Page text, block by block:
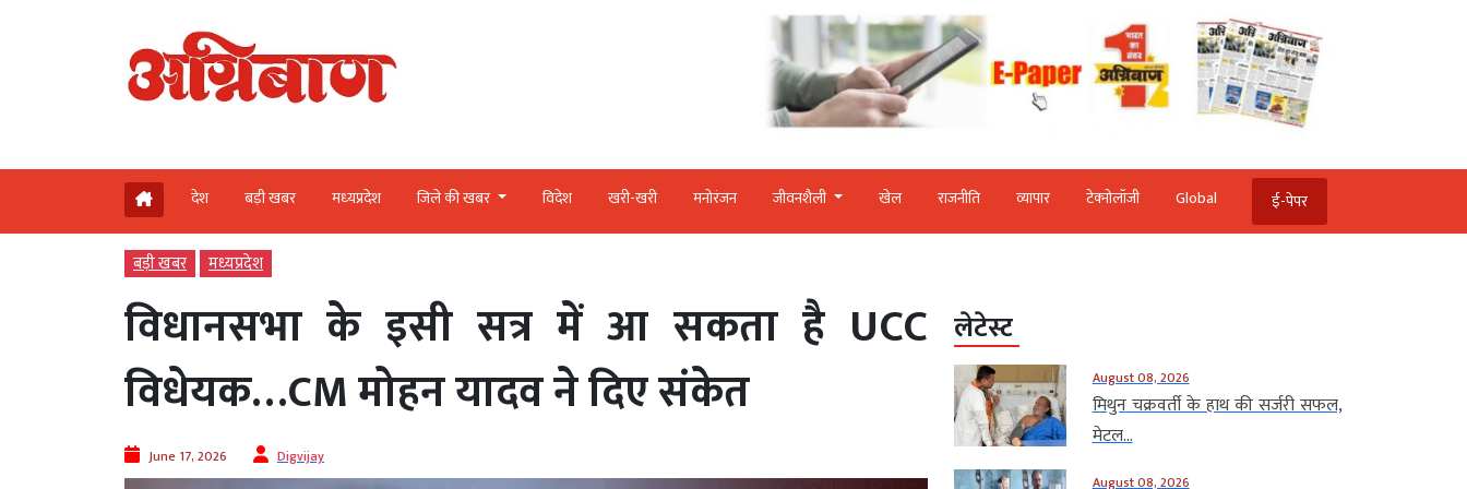
देश बड़ी खबर मध्‍यप्रदेश जिले की खबर विदेश खरी-खरी मनोरंजन जीवनशैली खेल राजनीति व्‍यापार टेक्‍नोलॉजी Global ई-पेपर
बड़ी खबर मध्‍यप्रदेश
विधानसभा के इसी सत्र में आ सकता है UCC
विधेयक…CM मोहन यादव ने दिए संकेत
June 17, 2026 Digvijay
लेटेस्ट
August 08, 2026
मिथुन चक्रवर्ती के हाथ की सर्जरी सफल,
मेटल...
August 08, 2026